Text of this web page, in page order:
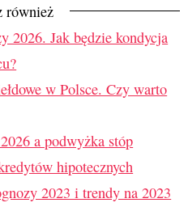
również
2026. Jak będzie kondycja
w Polsce. Czy warto
a podwyżka stóp
hipotecznych
2023 i trendy na 2023